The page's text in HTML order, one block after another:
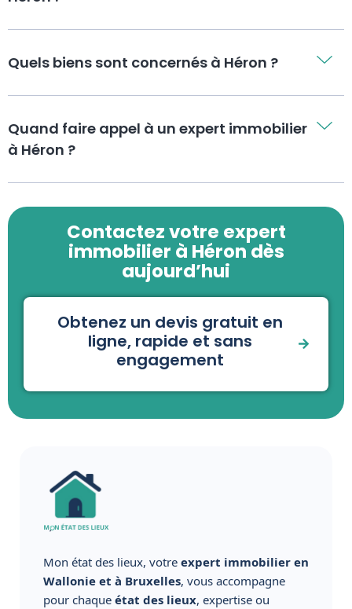
Quels biens sont concernés à Héron ?
Quand faire appel à un expert immobilier
à Héron ?
Contactez votre expert
immobilier à Héron dès
aujourd’hui
Obtenez un devis gratuit en
ligne, rapide et sans
engagement
Mon état des lieux, votre expert immobilier en
Wallonie et à Bruxelles, vous accompagne
pour chaque état des lieux, expertise ou